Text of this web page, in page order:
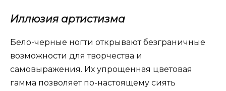
Иллюзия артистизма
Бело-черные ногти открывают безграничные
возможности для творчества и
самовыражения. Их упрощенная цветовая
гамма позволяет по-настоящему сиять